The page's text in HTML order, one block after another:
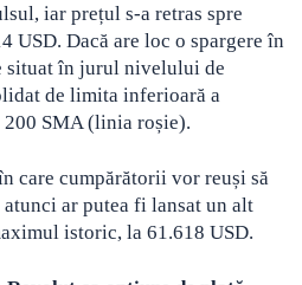
iar prețul s-a retras spre
USD. Dacă are loc o spargere în
situat în jurul nivelului de
de limita inferioară a
SMA (linia roșie).
care cumpărătorii vor reuși să
ar putea fi lansat un alt
istoric, la 61.618 USD.